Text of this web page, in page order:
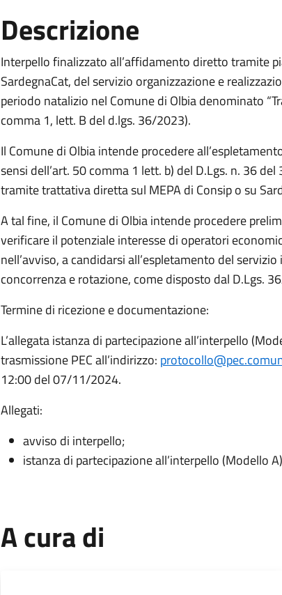
Descrizione
Interpello finalizzato all’affidamento diretto tramite
SardegnaCat, del servizio organizzazione e
periodo natalizio nel Comune di Olbia denominato
comma 1, lett. B del d.lgs. 36/2023).
Il Comune di Olbia intende procedere
sensi dell’art. 50 comma 1 lett. b) del D.Lgs. n. 36
tramite trattativa diretta sul MEPA di Consip o su
A tal fine, il Comune di Olbia intende procedere
verificare il potenziale interesse di operatori
nell’avviso, a candidarsi all’espletamento del
concorrenza e rotazione, come disposto dal D.Lgs.
Termine di ricezione e documentazione:
L’allegata istanza di partecipazione all’interpello
trasmissione PEC all’indirizzo:
12:00 del 07/11/2024.
Allegati:
avviso di interpello;
istanza di partecipazione all’interpello (Modello
A cura di